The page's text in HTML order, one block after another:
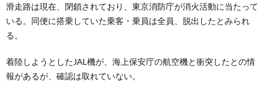
滑走路は現在、閉鎖されており、東京消防庁が消火活動に当たって
いる。同便に搭乗していた乗客・乗員は全員、脱出したとみられ
る。
着陸しようとしたJAL機が、海上保安庁の航空機と衝突したとの情
報があるが、確認は取れていない。